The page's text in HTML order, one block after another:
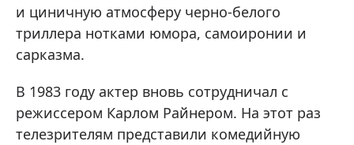
и циничную атмосферу черно-белого
триллера нотками юмора, самоиронии и
сарказма.
В 1983 году актер вновь сотрудничал с
режиссером Карлом Райнером. На этот раз
телезрителям представили комедийную